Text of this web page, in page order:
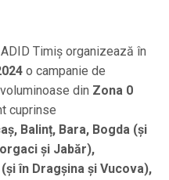
Timiș organizează în
o campanie de
din Zona 0
cuprinse
Balinț, Bara, Bogda (și
și Jabăr),
în Dragșina și Vucova),